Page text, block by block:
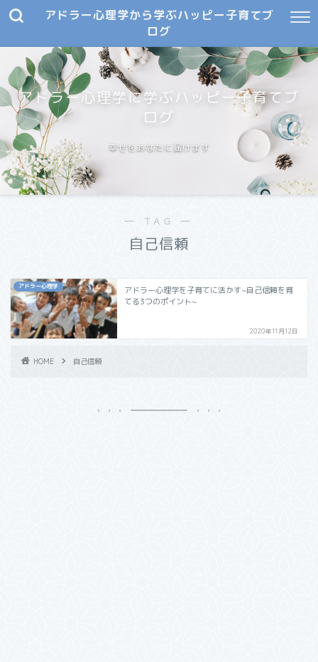
アドラー心理学から学ぶハッピー子育てブ
ログ
アドラー心理学に学ぶハッピー子育てブ
ログ
幸せをあなたに届けます
― TAG ―
自己信頼
アドラー心理学
アドラー心理学を子育てに活かす~自己信頼を育
てる3つのポイント~
2020年11月12日
HOME 自己信頼